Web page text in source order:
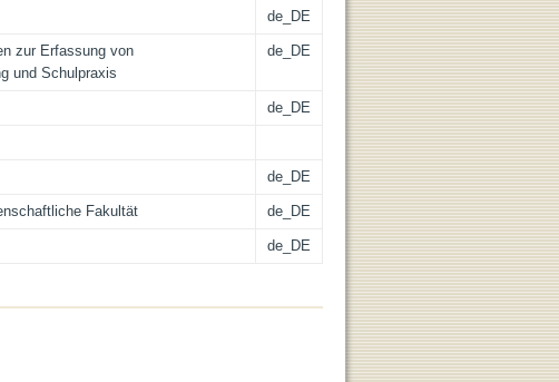
de_DE
zur Erfassung von
und Schulpraxis
de_DE
de_DE
de_DE
Fakultät de_DE
de_DE